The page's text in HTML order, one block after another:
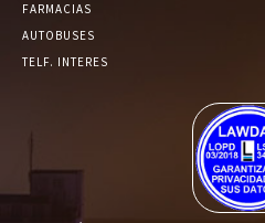
FARMACIAS
AUTOBUSES
TELF. INTERES